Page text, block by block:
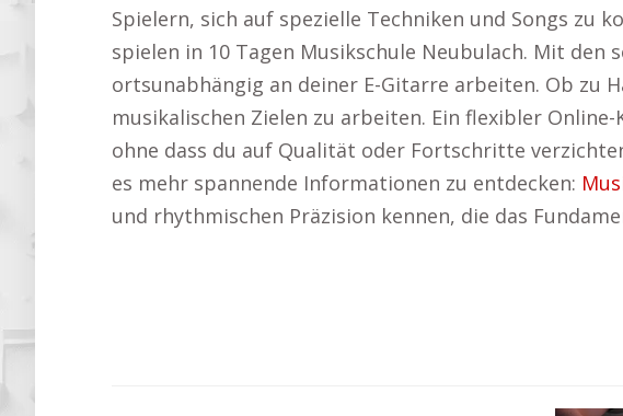
Spielern, sich auf spezielle Techniken und Songs zu
spielen in 10 Tagen Musikschule Neubulach. Mit
ortsunabhängig an deiner E-Gitarre arbeiten. Ob zu
musikalischen Zielen zu arbeiten. Ein flexibler
ohne dass du auf Qualität oder Fortschritte
es mehr spannende Informationen zu entdecken:
und rhythmischen Präzision kennen, die das